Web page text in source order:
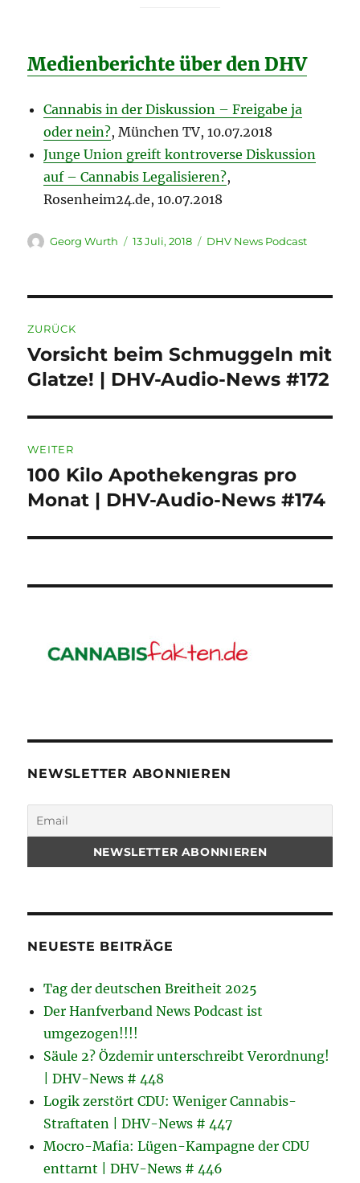
Medienberichte über den DHV
Cannabis in der Diskussion – Freigabe ja
oder nein?, München TV, 10.07.2018
Junge Union greift kontroverse Diskussion
auf – Cannabis Legalisieren?,
Rosenheim24.de, 10.07.2018
Autor
Georg Wurth
Veröffentlicht
13 Juli, 2018 Kategorien
DHV News Podcast
ZURÜCK
Vorheriger
Beitrag:
Vorsicht beim Schmuggeln mit
Glatze! | DHV-Audio-News #172
WEITER
Nächster
Beitrag:
100 Kilo Apothekengras pro
Monat | DHV-Audio-News #174
NEWSLETTER ABONNIEREN
NEUESTE BEITRÄGE
Tag der deutschen Breitheit 2025
Der Hanfverband News Podcast ist
umgezogen!!!!
Säule 2? Özdemir unterschreibt Verordnung!
| DHV-News # 448
Logik zerstört CDU: Weniger Cannabis-
Straftaten | DHV-News # 447
Mocro-Mafia: Lügen-Kampagne der CDU
enttarnt | DHV-News # 446